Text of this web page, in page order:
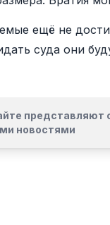
ещё не
суда они
представляют
новостями